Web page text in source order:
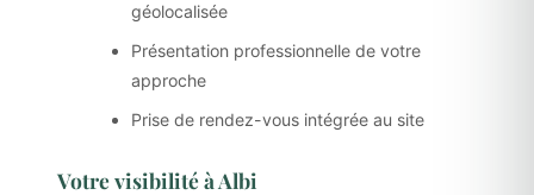
géolocalisée
Présentation professionnelle de votre
approche
Prise de rendez-vous intégrée au site
Votre visibilité à Albi